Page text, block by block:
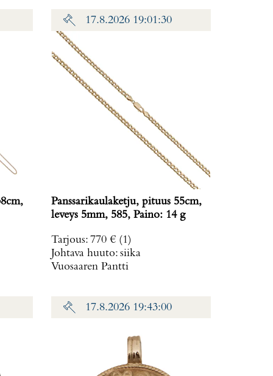
17.8.2026 19:01:30
Panssarikaulaketju, pituus 55cm,
leveys 5mm, 585, Paino: 14 g
Tarjous: 770 € (1)
Johtava huuto: siika
Vuosaaren Pantti
17.8.2026 19:43:00